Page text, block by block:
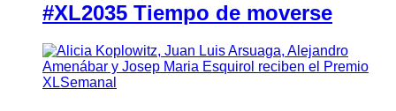
#XL2035 Tiempo de moverse